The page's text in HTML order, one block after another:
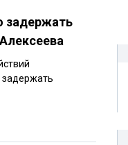
задержать
задержать